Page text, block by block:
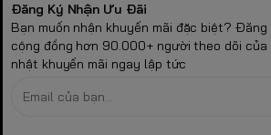
Đăng Ký Nhận Ưu Đãi
Bạn muốn nhận khuyến mãi đặc biệt?
cộng đồng hơn 90.000+ người theo dõi
nhật khuyến mãi ngay lập tức